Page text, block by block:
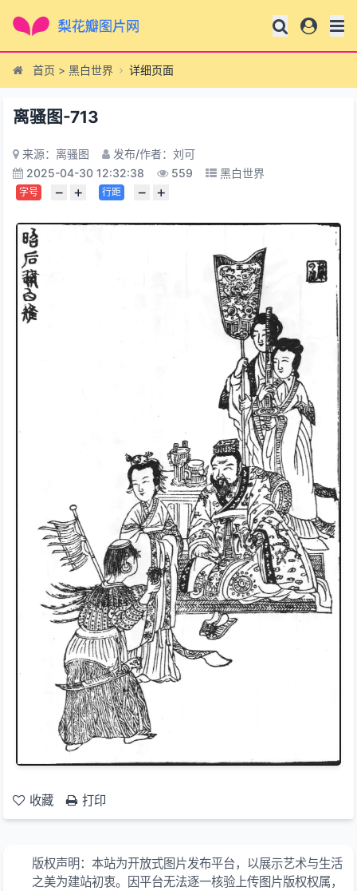
首页 > 黑白世界 详细页面
离骚图-713
来源：离骚图
发布/作者：刘可
2025-04-30 12:32:38
559 黑白世界
字号 − + 行距 − +
收藏 打印
版权声明：本站为开放式图片发布平台，以展示艺术与生活
之美为建站初衷。因平台无法逐一核验上传图片版权权属，